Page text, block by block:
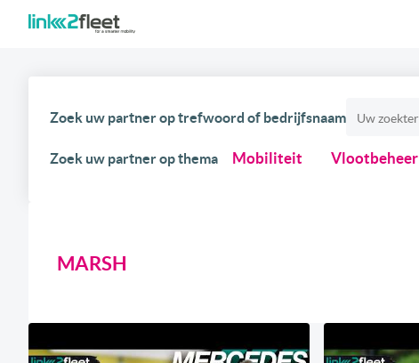
Zoek uw partner op trefwoord of bedrijfsnaam
Zoek uw partner op thema Mobiliteit Vlootbeheer
MARSH